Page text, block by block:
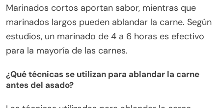
Marinados cortos aportan sabor, mientras que
marinados largos pueden ablandar la carne. Según
estudios, un marinado de 4 a 6 horas es efectivo
para la mayoría de las carnes.
¿Qué técnicas se utilizan para ablandar la carne
antes del asado?